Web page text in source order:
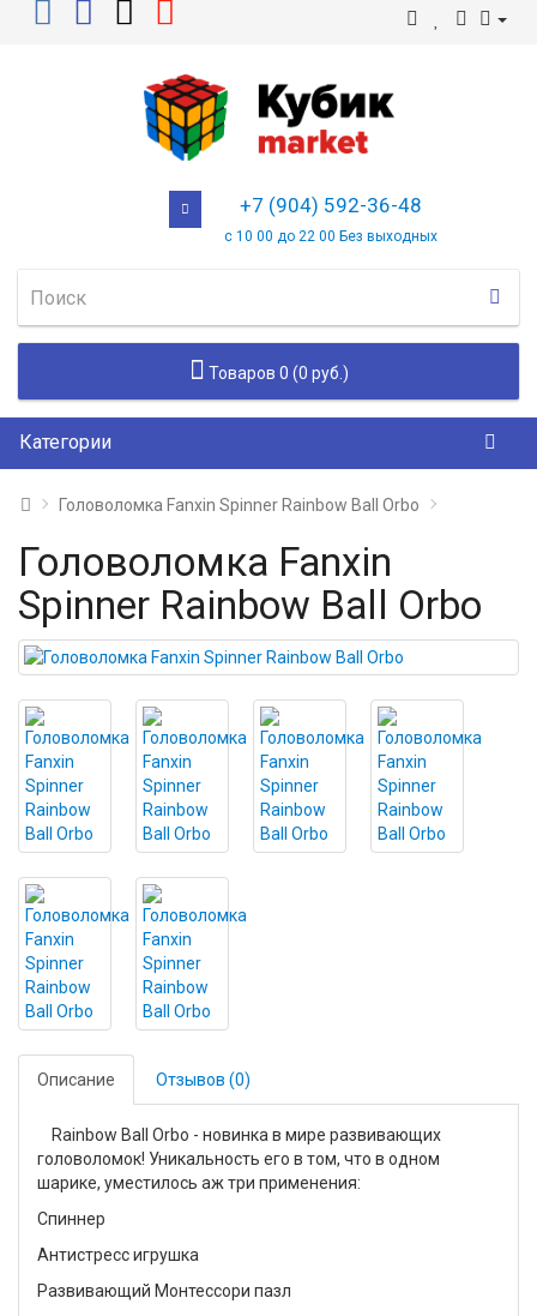
+7 (904) 592-36-48
с 10 00 до 22 00 Без выходных
Товаров 0 (0 руб.)
Категории
Головоломка Fanxin Spinner Rainbow Ball Orbo
Головоломка Fanxin
Spinner Rainbow Ball Orbo
Описание Отзывов (0)
Rainbow Ball Orbo - новинка в мире развивающих
головоломок! Уникальность его в том, что в одном
шарике, уместилось аж три применения:
Спиннер
Антистресс игрушка
Развивающий Монтессори пазл